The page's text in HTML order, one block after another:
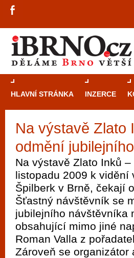
HLAVNÍ STRÁNKA INZERCE
Na výstavě Zlato
odmění
Na výstavě Zlato Inků
listopadu 2009 k
Špilberk v Brně, čekají
Šťastný návštěvník se
jubilejního návštěvníka
obsahující mimo jiné
Roman Valla z
Zároveň se organizátor
Mimo jiné je ale také
vyzkoušet různé
metropoli naleznete